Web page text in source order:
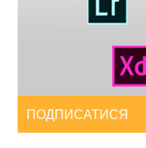
ПОДПИСАТИСЯ